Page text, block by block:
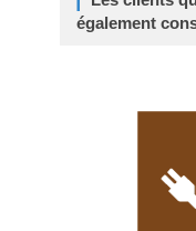
également